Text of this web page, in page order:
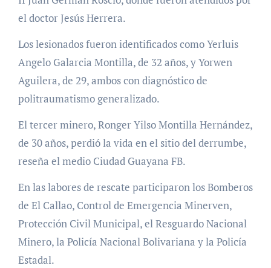
el doctor Jesús Herrera.
Los lesionados fueron identificados como Yerluis
Angelo Galarcia Montilla, de 32 años, y Yorwen
Aguilera, de 29, ambos con diagnóstico de
politraumatismo generalizado.
El tercer minero, Ronger Yilso Montilla Hernández,
de 30 años, perdió la vida en el sitio del derrumbe,
reseña el medio Ciudad Guayana FB.
En las labores de rescate participaron los Bomberos
de El Callao, Control de Emergencia Minerven,
Protección Civil Municipal, el Resguardo Nacional
Minero, la Policía Nacional Bolivariana y la Policía
Estadal.